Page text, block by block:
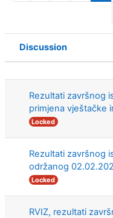
Status
Discussion
Rezultati završnog
primjena vještačke
Locked
Rezultati završnog
održanog
Locked
RVIZ, rezultati